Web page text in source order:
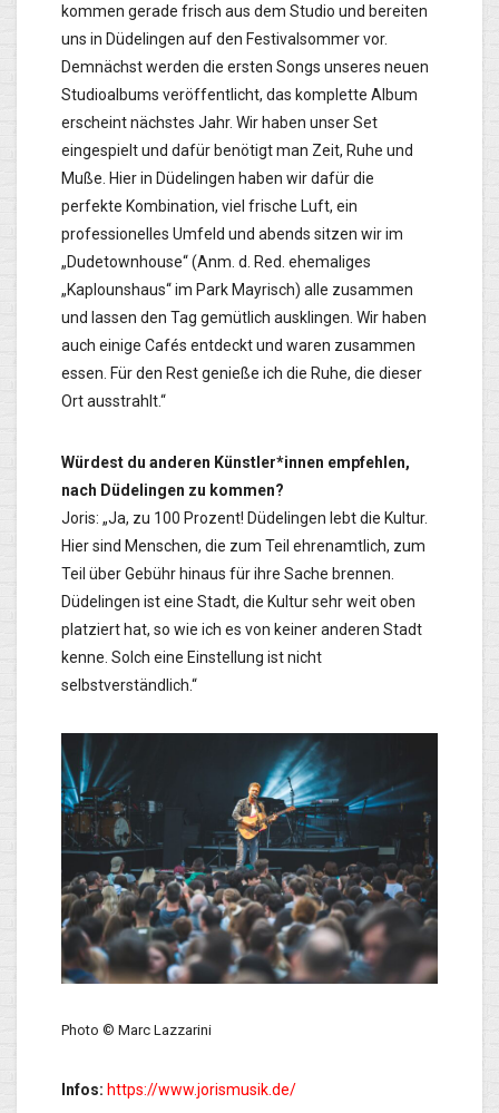
kommen gerade frisch aus dem Studio und bereiten
uns in Düdelingen auf den Festivalsommer vor.
Demnächst werden die ersten Songs unseres neuen
Studioalbums veröffentlicht, das komplette Album
erscheint nächstes Jahr. Wir haben unser Set
eingespielt und dafür benötigt man Zeit, Ruhe und
Muße. Hier in Düdelingen haben wir dafür die
perfekte Kombination, viel frische Luft, ein
professionelles Umfeld und abends sitzen wir im
„Dudetownhouse“ (Anm. d. Red. ehemaliges
„Kaplounshaus“ im Park Mayrisch) alle zusammen
und lassen den Tag gemütlich ausklingen. Wir haben
auch einige Cafés entdeckt und waren zusammen
essen. Für den Rest genieße ich die Ruhe, die dieser
Ort ausstrahlt.“
Würdest du anderen Künstler*innen empfehlen,
nach Düdelingen zu kommen?
Joris: „Ja, zu 100 Prozent! Düdelingen lebt die Kultur.
Hier sind Menschen, die zum Teil ehrenamtlich, zum
Teil über Gebühr hinaus für ihre Sache brennen.
Düdelingen ist eine Stadt, die Kultur sehr weit oben
platziert hat, so wie ich es von keiner anderen Stadt
kenne. Solch eine Einstellung ist nicht
selbstverständlich.“
Photo © Marc Lazzarini
Infos: https://www.jorismusik.de/